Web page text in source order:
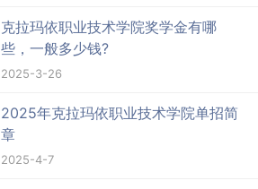
克拉玛依职业技术学院奖学金有哪
些，一般多少钱?
2025-3-26
2025年克拉玛依职业技术学院单招简
章
2025-4-7